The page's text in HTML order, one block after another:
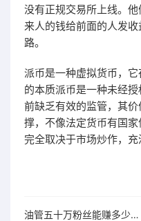
没有正规交易所上线。
来人的钱给前面的人发
路。
派币是一种虚拟货币，
的本质派币是一种未经
前缺乏有效的监管，其
撑，不像法定货币有国
完全取决于市场炒作，充
油管五十万粉丝能赚多少钱（油管10万粉丝赚多少）